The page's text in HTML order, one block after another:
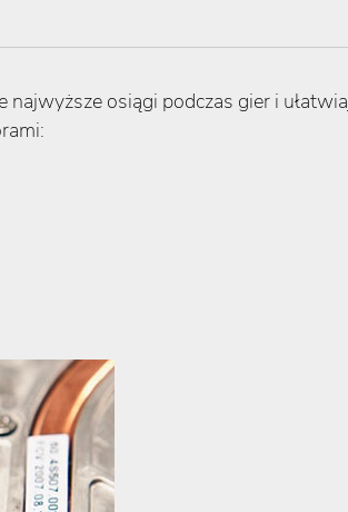
osiągi podczas gier i